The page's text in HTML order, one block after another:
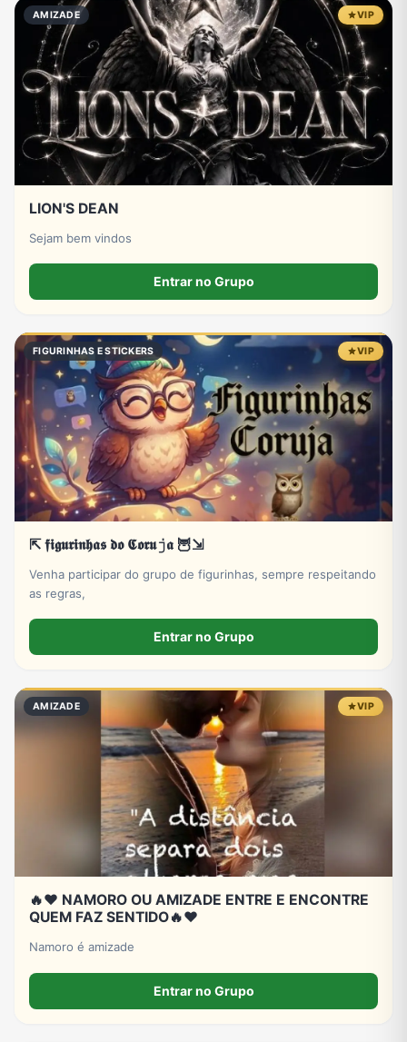
AMIZADE VIP
LION'S DEAN
Sejam bem vindos
Entrar no Grupo
FIGURINHAS E STICKERS VIP
⇱ 𝖋𝖎𝖌𝖚𝖗𝖎𝖓𝖍𝖆𝖘 𝖉𝖔 𝕮𝖔𝖗𝖚𝚓𝖆 🦉⇲
Venha participar do grupo de figurinhas, sempre respeitando
as regras,
Entrar no Grupo
AMIZADE VIP
🔥❤️ NAMORO OU AMIZADE ENTRE E ENCONTRE
QUEM FAZ SENTIDO🔥❤️
Namoro é amizade
Entrar no Grupo